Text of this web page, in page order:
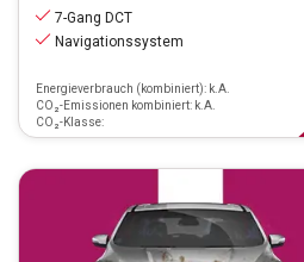
7-Gang DCT
Navigationssystem
Energieverbrauch (kombiniert): k.A.
CO₂-Emissionen kombiniert: k.A.
CO₂-Klasse: